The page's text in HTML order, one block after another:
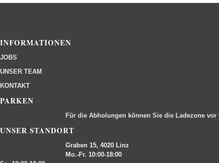
INFORMATIONEN
JOBS
UNSER TEAM
KONTAKT
PARKEN
Für die Abholungen können Sie die Ladezone
UNSER STANDORT
Graben 15, 4020 Linz
Mo.-Fr. 10:00-18:00